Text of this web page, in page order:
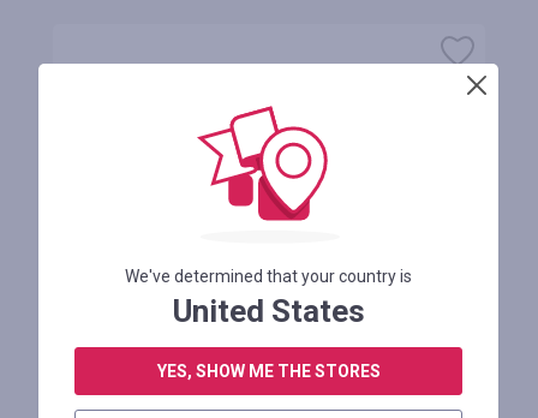
Nord VPN
cashback
20.00%
0 reseñas
IR A TIENDA
We've determined that your country is
United States
YES, SHOW ME THE STORES